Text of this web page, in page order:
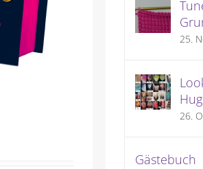
25.
26.
Gästebuch